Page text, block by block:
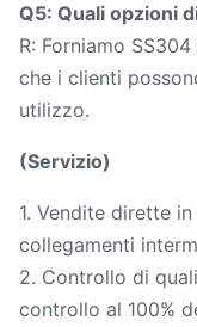
Q5: Quali opzioni
R: Forniamo
che i clienti
utilizzo.
(Servizio)
1. Vendite dirette
collegamenti
2. Controllo di
controllo al 100%